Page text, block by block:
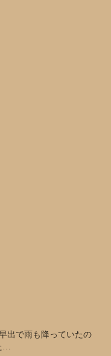
出で雨も降っていたの
…